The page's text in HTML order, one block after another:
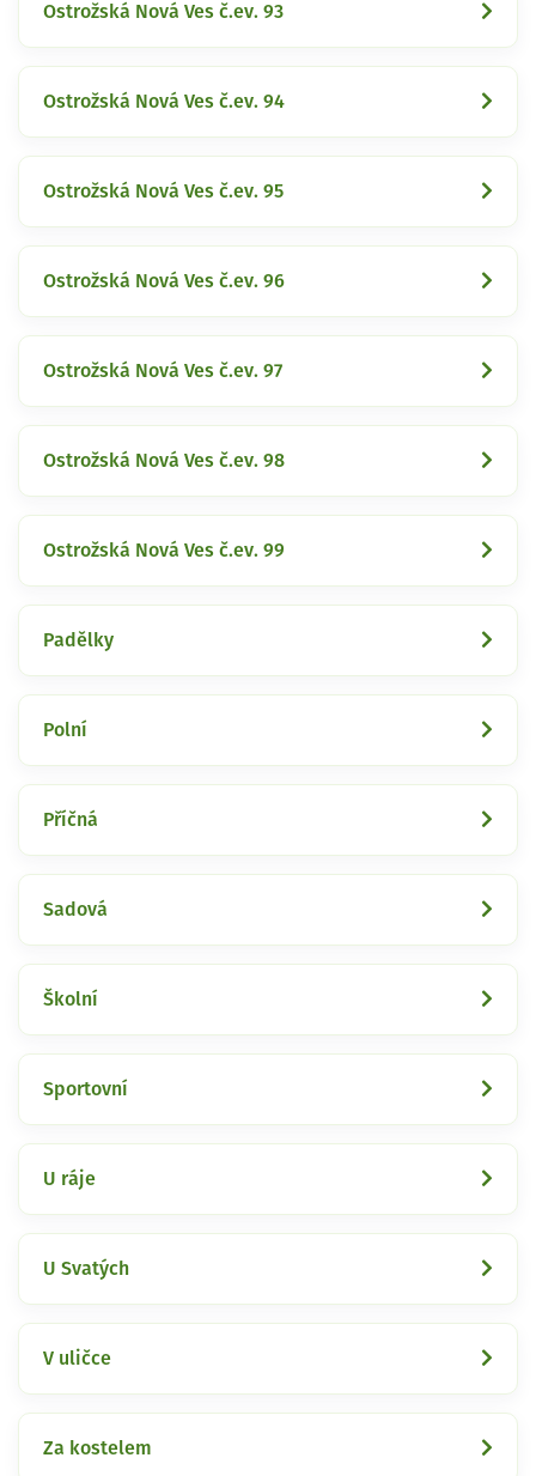
Ostrožská Nová Ves č.ev. 93
Ostrožská Nová Ves č.ev. 94
Ostrožská Nová Ves č.ev. 95
Ostrožská Nová Ves č.ev. 96
Ostrožská Nová Ves č.ev. 97
Ostrožská Nová Ves č.ev. 98
Ostrožská Nová Ves č.ev. 99
Padělky
Polní
Příčná
Sadová
Školní
Sportovní
U ráje
U Svatých
V uličce
Za kostelem